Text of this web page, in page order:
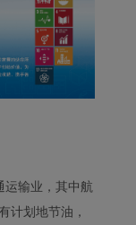
输业，其中航
计划地节油，